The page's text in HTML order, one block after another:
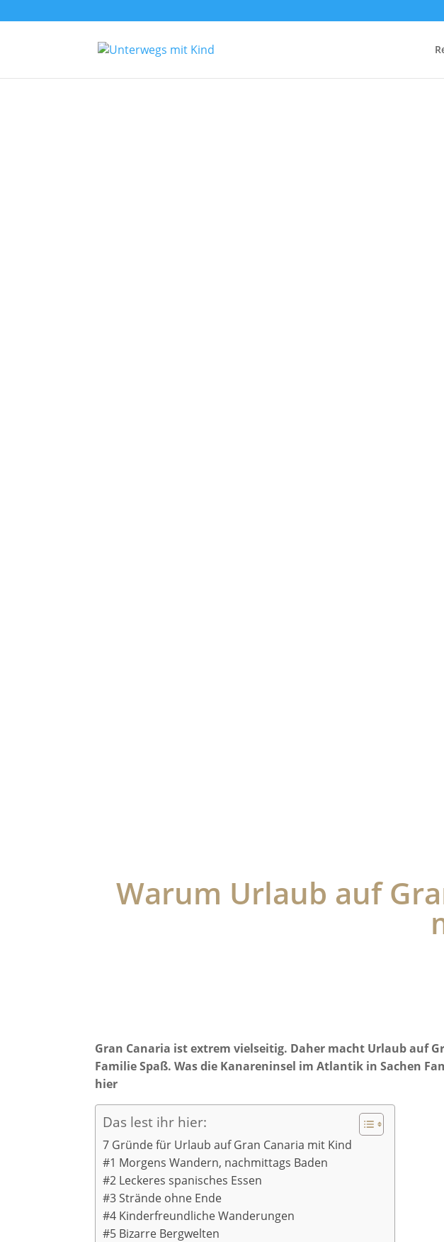
Warum Urlaub auf
Gran Canaria ist extrem vielseitig. Daher macht Urlaub auf
Familie Spaß. Was die Kanareninsel im Atlantik in Sachen
hier
Das lest ihr hier:
7 Gründe für Urlaub auf Gran Canaria mit Kind
#1 Morgens Wandern, nachmittags Baden
#2 Leckeres spanisches Essen
#3 Strände ohne Ende
#4 Kinderfreundliche Wanderungen
#5 Bizarre Bergwelten